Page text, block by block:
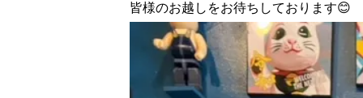
皆様のお越しをお待ちしております😊